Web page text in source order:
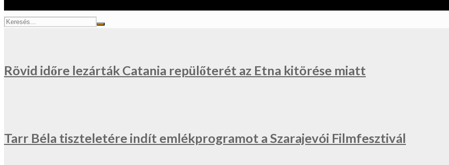
Rövid időre lezárták Catania repülőterét az Etna kitörése miatt
Tarr Béla tiszteletére indít emlékprogramot a Szarajevói Filmfesztivál